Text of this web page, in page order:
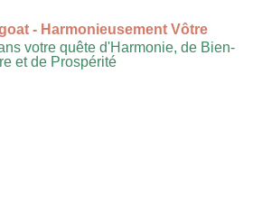
votre quête d'Harmonie, de Bien-
et de Prospérité